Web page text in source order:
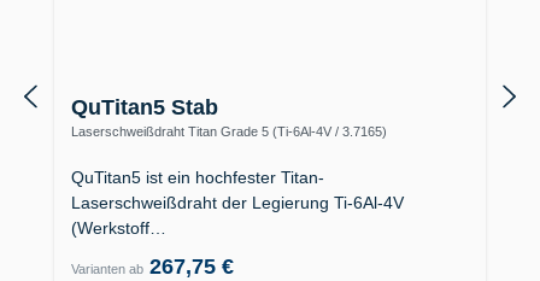
QuTitan5 Stab
Laserschweißdraht Titan Grade 5 (Ti-6Al-4V / 3.7165)
QuTitan5 ist ein hochfester Titan-
Laserschweißdraht der Legierung Ti-6Al-4V
(Werkstoff…
Varianten ab 267,75 €